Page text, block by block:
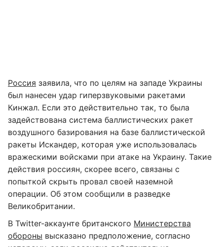
Россия заявила, что по целям на западе Украины
был нанесен удар гиперзвуковыми ракетами
Кинжал. Если это действительно так, то была
задействована система баллистических ракет
воздушного базирования на базе баллистической
ракеты Искандер, которая уже использовалась
вражескими войсками при атаке на Украину. Такие
действия россиян, скорее всего, связаны с
попыткой скрыть провал своей наземной
операции. Об этом сообщили в разведке
Великобритании.
В Twitter-аккаунте британского Министерства
обороны высказано предположение, согласно